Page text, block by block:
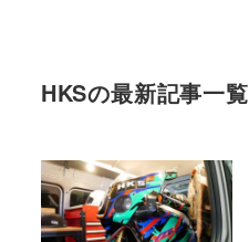
HKSの最新記事一覧